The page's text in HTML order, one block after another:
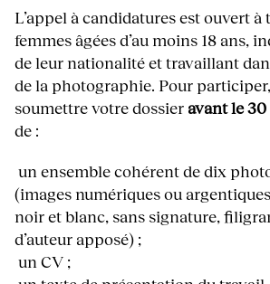
L’appel à candidatures est ouvert à
femmes âgées d’au moins 18 ans,
de leur nationalité et travaillant
de la photographie. Pour
soumettre votre dossier avant le
de :
un ensemble cohérent de dix
(images numériques ou
noir et blanc, sans signature,
d’auteur apposé) ;
un CV ;